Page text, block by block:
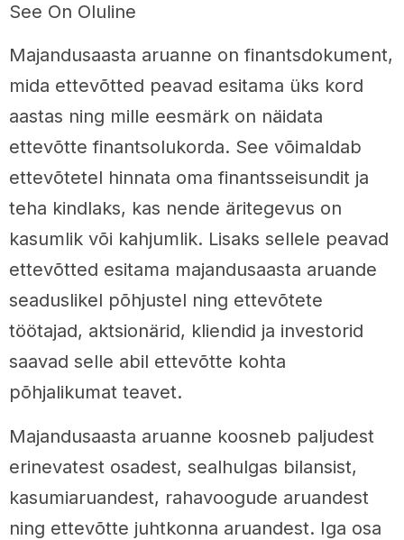
See On Oluline
Majandusaasta aruanne on finantsdokument,
mida ettevõtted peavad esitama üks kord
aastas ning mille eesmärk on näidata
ettevõtte finantsolukorda. See võimaldab
ettevõtetel hinnata oma finantsseisundit ja
teha kindlaks, kas nende äritegevus on
kasumlik või kahjumlik. Lisaks sellele peavad
ettevõtted esitama majandusaasta aruande
seaduslikel põhjustel ning ettevõtete
töötajad, aktsionärid, kliendid ja investorid
saavad selle abil ettevõtte kohta
põhjalikumat teavet.
Majandusaasta aruanne koosneb paljudest
erinevatest osadest, sealhulgas bilansist,
kasumiaruandest, rahavoogude aruandest
ning ettevõtte juhtkonna aruandest. Iga osa